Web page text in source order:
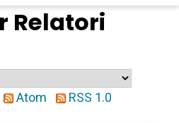
Relatori
Atom
RSS 1.0